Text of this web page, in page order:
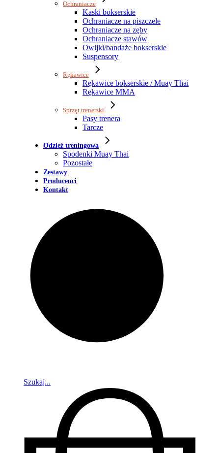
Ochraniacze
Kaski bokserskie
Ochraniacze na piszczele
Ochraniacze na zęby
Ochraniacze stawów
Owijki/bandaże bokserskie
Suspensory
Rękawice
Rękawice bokserskie / Muay Thai
Rękawice MMA
Sprzęt trenerski
Pasy trenera
Tarcze
Odzież treningowa
Spodenki Muay Thai
Pozostałe
Zestawy
Producenci
Kontakt
Szukaj...